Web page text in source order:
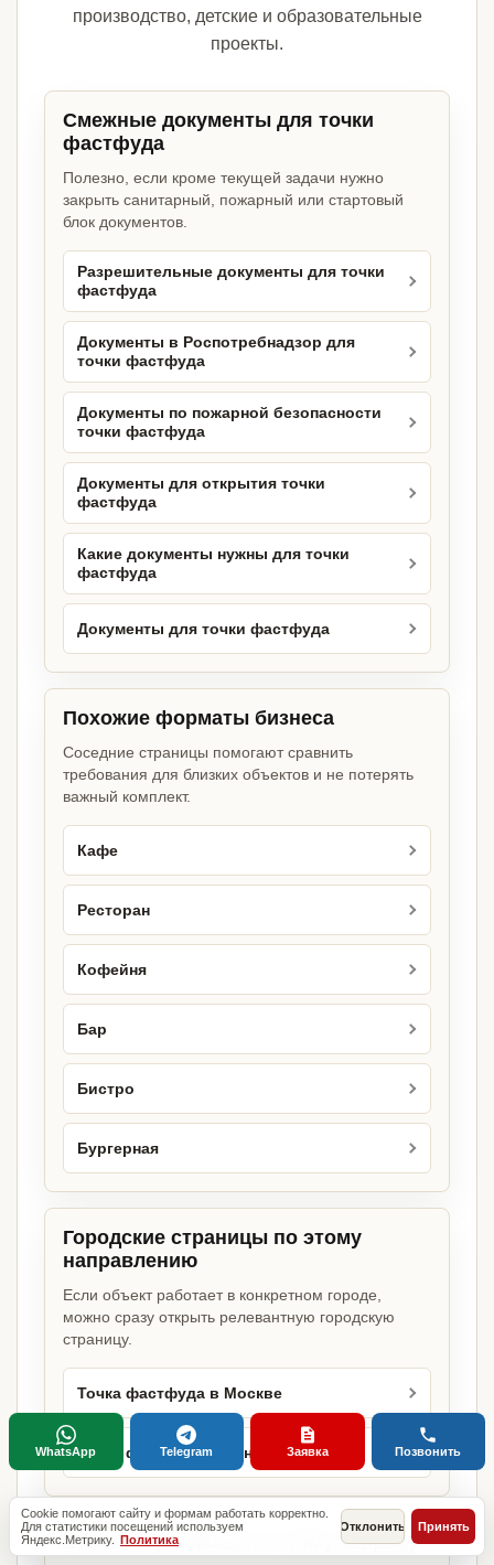
производство, детские и образовательные
проекты.
Смежные документы для точки
фастфуда
Полезно, если кроме текущей задачи нужно
закрыть санитарный, пожарный или стартовый
блок документов.
Разрешительные документы для точки
фастфуда
Документы в Роспотребнадзор для
точки фастфуда
Документы по пожарной безопасности
точки фастфуда
Документы для открытия точки
фастфуда
Какие документы нужны для точки
фастфуда
Документы для точки фастфуда
Похожие форматы бизнеса
Соседние страницы помогают сравнить
требования для близких объектов и не потерять
важный комплект.
Кафе
Ресторан
Кофейня
Бар
Бистро
Бургерная
Городские страницы по этому
направлению
Если объект работает в конкретном городе,
можно сразу открыть релевантную городскую
страницу.
Точка фастфуда в Москве
Точка фастфуда в Санкт-Петербурге
Базовые разделы по этому запросу
Cookie помогают сайту и формам работать корректно.
Для статистики посещений используем
Яндекс.Метрику. Политика
Отклонить Принять
WhatsApp Telegram Заявка Позвонить